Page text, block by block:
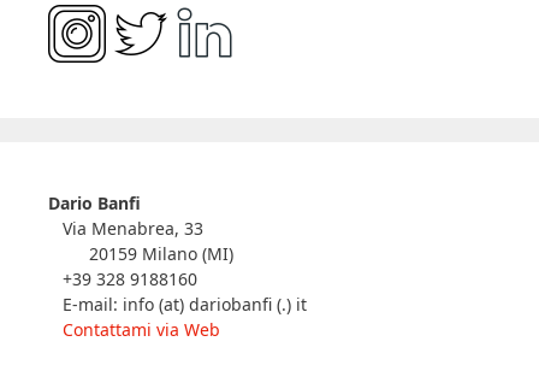
Dario Banfi
Via Menabrea, 33
20159 Milano (MI)
+39 328 9188160
E-mail: info (at) dariobanfi (.) it
Contattami via Web